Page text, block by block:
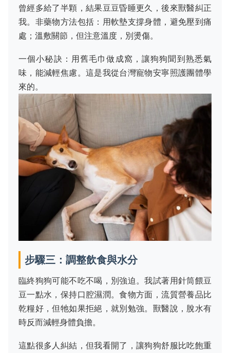
曾經多給了半顆，結果豆豆昏睡更久，後來獸醫糾正
我。非藥物方法包括：用軟墊支撐身體，避免壓到痛
處；溫敷關節，但注意溫度，別燙傷。
一個小秘訣：用舊毛巾做成窩，讓狗狗聞到熟悉氣
味，能減輕焦慮。這是我從台灣寵物安寧照護團體學
來的。
步驟三：調整飲食與水分
臨終狗狗可能不吃不喝，別強迫。我試著用針筒餵豆
豆一點水，保持口腔濕潤。食物方面，流質營養品比
乾糧好，但牠如果拒絕，就別勉強。獸醫說，脫水有
時反而減輕身體負擔。
這點很多人糾結，但我看開了，讓狗狗舒服比吃飽重